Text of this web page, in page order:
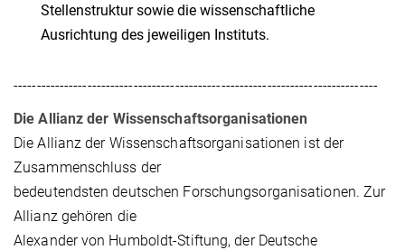
Stellenstruktur sowie die wissenschaftliche
Ausrichtung des jeweiligen Instituts.
-------------------------------------------------------------------------------
Die Allianz der Wissenschaftsorganisationen
Die Allianz der Wissenschaftsorganisationen ist der
Zusammenschluss der
bedeutendsten deutschen Forschungsorganisationen. Zur
Allianz gehören die
Alexander von Humboldt-Stiftung, der Deutsche